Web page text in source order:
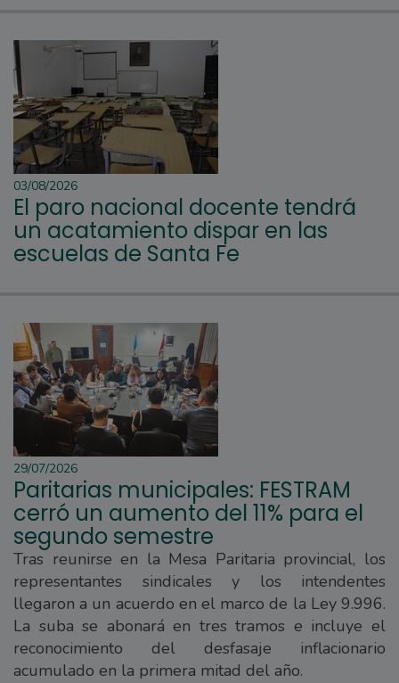
03/08/2026
El paro nacional docente tendrá
un acatamiento dispar en las
escuelas de Santa Fe
29/07/2026
Paritarias municipales: FESTRAM
cerró un aumento del 11% para el
segundo semestre
Tras reunirse en la Mesa Paritaria provincial, los
representantes sindicales y los intendentes
llegaron a un acuerdo en el marco de la Ley 9.996.
La suba se abonará en tres tramos e incluye el
reconocimiento del desfasaje inflacionario
acumulado en la primera mitad del año.